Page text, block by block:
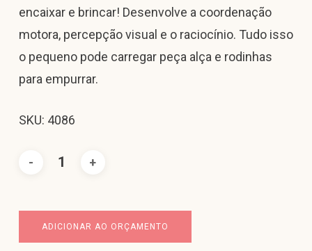
encaixar e brincar! Desenvolve a coordenação
motora, percepção visual e o raciocínio. Tudo isso
o pequeno pode carregar peça alça e rodinhas
para empurrar.
SKU: 4086
ADICIONAR AO ORÇAMENTO